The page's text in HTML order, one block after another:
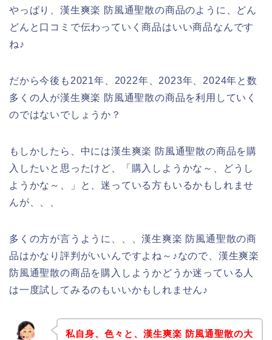
やっぱり、漢生爽楽 防風通聖散の商品のように、どん
どんと口コミで伝わっていく商品はいい商品なんです
ね♪
だから今後も2021年、2022年、2023年、2024年と数
多くの人が漢生爽楽 防風通聖散の商品を利用していく
のではないでしょうか？
もしかしたら、中には漢生爽楽 防風通聖散の商品を購
入したいと思ったけど、「購入しようかな～、どうし
ようかな～、」と、迷っている方もいるかもしれませ
んが、、、
多くの方が言うように、、、漢生爽楽 防風通聖散の商
品はかなり評判がいいんですよね～♪なので、漢生爽楽
防風通聖散の商品を購入しようかどうか迷っている人
は一度試してみるのもいいかもしれません♪
私自身、色々と、漢生爽楽 防風通聖散の大